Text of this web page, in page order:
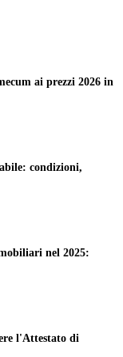
ai prezzi 2026 in
condizioni,
nel 2025:
l'Attestato di